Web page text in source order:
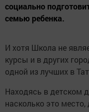
социально
семью ребенка.
И хотя Школа не
курсы и в других
одной из лучших в
Находясь в детском
насколько это